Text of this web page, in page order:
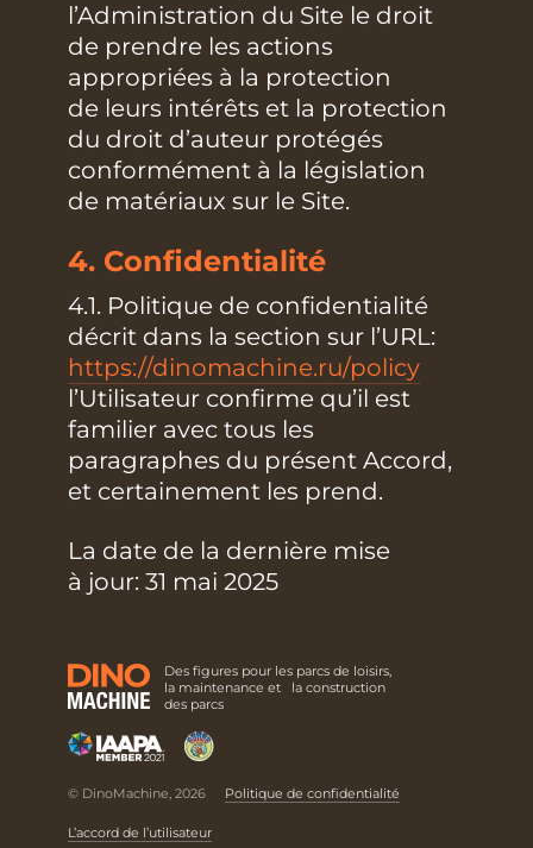
l’Administration du Site le droit
de prendre les actions
appropriées à la protection
de leurs intérêts et la protection
du droit d’auteur protégés
conformément à la législation
de matériaux sur le Site.
4. Confidentialité
4.1. Politique de confidentialité
décrit dans la section sur l’URL:
https://dinomachine.ru/policy
l’Utilisateur confirme qu’il est
familier avec tous les
paragraphes du présent Accord,
et certainement les prend.
La date de la dernière mise
à jour: 31 mai 2025
Des figures pour les parcs de loisirs,
la maintenance et la construction
des parcs
© DinoMachine, 2026 Politique de confidentialité
L’accord de l’utilisateur